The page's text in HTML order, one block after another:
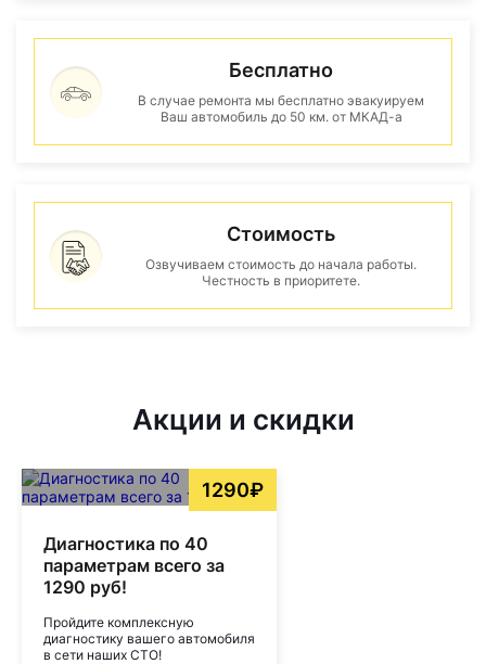
Бесплатно
В случае ремонта мы бесплатно эвакуируем
Ваш автомобиль до 50 км. от МКАД-а
Стоимость
Озвучиваем стоимость до начала работы.
Честность в приоритете.
Акции и скидки
1290₽
Диагностика по 40
параметрам всего за
1290 руб!
Пройдите комплексную
диагностику вашего автомобиля
в сети наших СТО!